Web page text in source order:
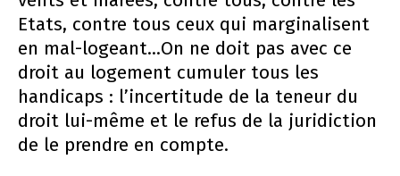
Etats, contre tous ceux qui marginalisent
en mal-logeant...On ne doit pas avec ce
droit au logement cumuler tous les
handicaps : l’incertitude de la teneur du
droit lui-même et le refus de la juridiction
de le prendre en compte.